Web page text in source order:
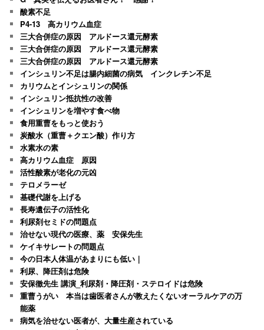
酸素不足
P4-13 高カリウム血症
三大合併症の原因 アルドース還元酵素
三大合併症の原因 アルドース還元酵素
三大合併症の原因 アルドース還元酵素
インシュリン不足は腸内細菌の病気 インクレチン不足
カリウムとインシュリンの関係
インシュリン抵抗性の改善
インシュリンを増やす食べ物
食用重曹をもっと使おう
炭酸水（重曹＋クエン酸）作り方
水素水の素
高カリウム血症 原因
活性酸素が老化の元凶
テロメラーゼ
基礎代謝を上げる
長寿遺伝子の活性化
利尿剤セミドの問題点
治せない現代の医療、薬 安保先生
ケイキサレートの問題点
今の日本人体温があまりにも低い｜
利尿、降圧剤は危険
安保徹先生 講演_利尿剤・降圧剤・ステロイドは危険
重曹うがい 本当は歯医者さんが教えたくないオーラルケアの万
能薬
病気を治せない医者が、大量生産されている